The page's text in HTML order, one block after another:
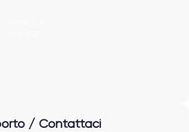
/ Contattaci